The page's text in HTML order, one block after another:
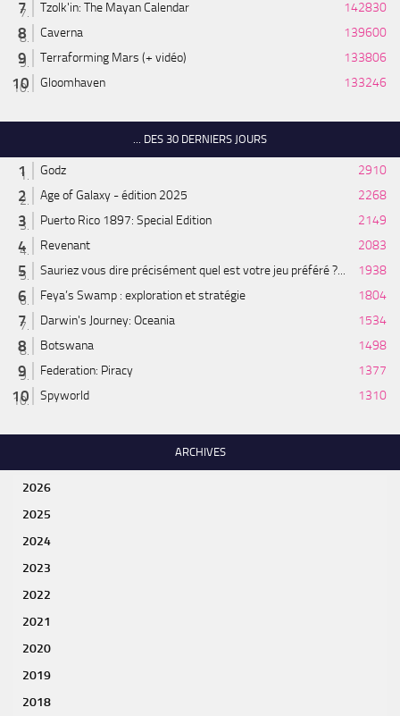
Tzolk'in: The Mayan Calendar
142830
Caverna
139600
Terraforming Mars (+ vidéo)
133806
Gloomhaven
133246
... DES 30 DERNIERS JOURS
Godz
2910
Age of Galaxy - édition 2025
2268
Puerto Rico 1897: Special Edition
2149
Revenant
2083
Sauriez vous dire précisément quel est votre jeu préféré ?...
1938
Feya’s Swamp : exploration et stratégie
1804
Darwin's Journey: Oceania
1534
Botswana
1498
Federation: Piracy
1377
Spyworld
1310
ARCHIVES
2026
2025
2024
2023
2022
2021
2020
2019
2018